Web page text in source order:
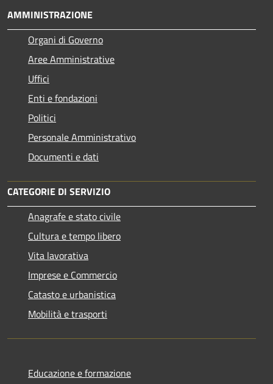
AMMINISTRAZIONE
Organi di Governo
Aree Amministrative
Uffici
Enti e fondazioni
Politici
Personale Amministrativo
Documenti e dati
CATEGORIE DI SERVIZIO
Anagrafe e stato civile
Cultura e tempo libero
Vita lavorativa
Imprese e Commercio
Catasto e urbanistica
Mobilità e trasporti
Educazione e formazione